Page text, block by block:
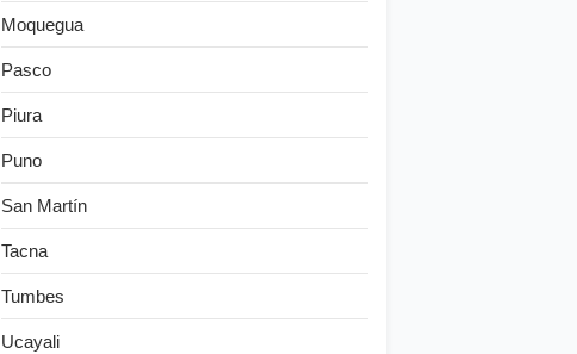
Moquegua
Pasco
Piura
Puno
San Martín
Tacna
Tumbes
Ucayali